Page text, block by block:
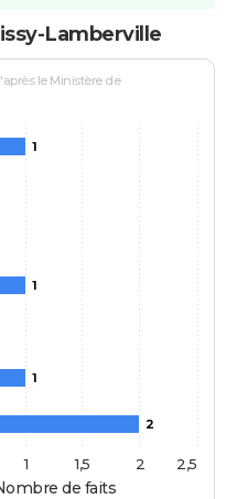
Lamberville
de faits
le Ministère de
1
1
1
2
1 1,5 2 2,5